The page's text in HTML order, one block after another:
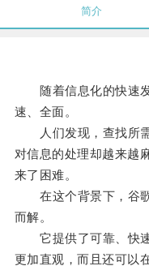
简介
随着信息化的快速发
速、全面。
人们发现，查找所需
对信息的处理却越来越
来了困难。
在这个背景下，谷歌
而解。
它提供了可靠、快速
更加直观，而且还可以